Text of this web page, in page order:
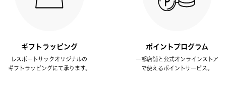
ギフトラッピング
レスポートサックオリジナルの
ギフトラッピングにて承ります。
ポイントプログラム
一部店舗と公式オンラインストア
で使えるポイントサービス。